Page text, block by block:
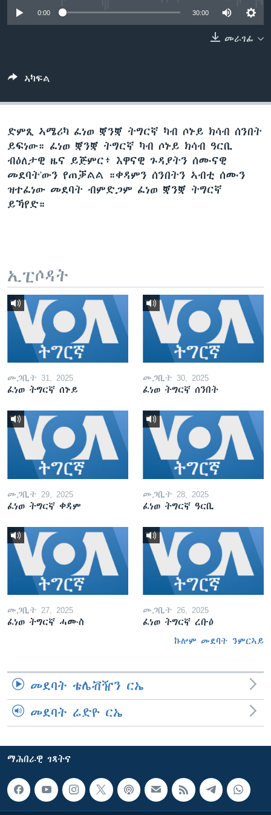
ቂሔ ጽልሚ
ቋንቋታት
0:00 30:00
መራገፊ
ኣካፍል
ድምጺ ኣሜሪካ ፈነወ ቛንቛ ትግርኛ ካብ ሶኑይ ክሳብ ሰንበት
ይፍነው። ፈነወ ቛንቛ ትግርኛ ካብ ሶኑይ ክሳብ ዓርቢ
ብዕለታዊ ዜና ይጅምር፥ እዋናዊ ጉዳያትን ሰሙናዊ
መደባት'ውን የጠቓልል ።ቀዳምን ሰንበትን ኣብቲ ሰሙን
ዝተፈነው መደባት ብምድጋም ፈነወ ቛንቛ ትግርኛ
ይኻየድ።
ኢፒሶዳት
መጋቢት 31, 2025
ፈነወ ትግርኛ ሰኑይ
መጋቢት 30, 2025
ፈነወ ትግርኛ ሰንበት
መጋቢት 29, 2025
ፈነወ ትግርኛ ቀዳም
መጋቢት 28, 2025
ፈነወ ትግርኛ ዓርቢ
መጋቢት 27, 2025
ፈነወ ትግርኛ ሓሙስ
መጋቢት 26, 2025
ፈነወ ትግርኛ ረቡዕ
ኩሎም መደባት ንምርኣይ
መደባት ቴሌቭዥን ርኤ
መደባት ሬድዮ ርኤ
ማሕበራዊ ገጻትና